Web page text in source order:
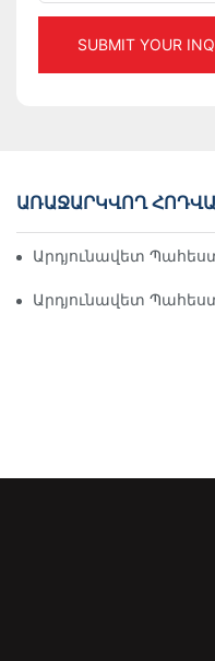
SUBMIT YOUR
ԱՌԱՋԱՐԿՎՈՂ
Արդյունավետ
Արդյունավետ